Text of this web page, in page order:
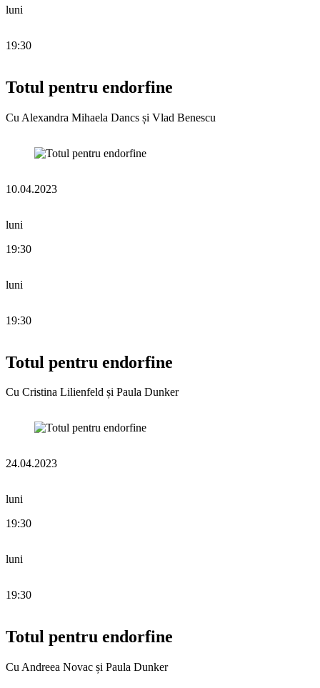
luni
19:30
Totul pentru endorfine
Cu Alexandra Mihaela Dancs și Vlad Benescu
10.04.2023
luni
19:30
luni
19:30
Totul pentru endorfine
Cu Cristina Lilienfeld și Paula Dunker
24.04.2023
luni
19:30
luni
19:30
Totul pentru endorfine
Cu Andreea Novac și Paula Dunker